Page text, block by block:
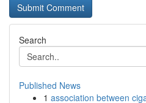
Search
Published News
1 association between